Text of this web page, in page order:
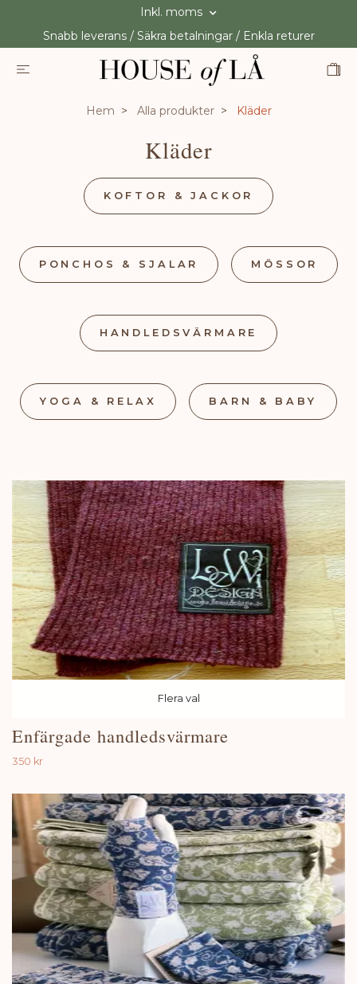
Inkl. moms
Snabb leverans / Säkra betalningar / Enkla returer
Hem Alla produkter Kläder
Kläder
KOFTOR & JACKOR
PONCHOS & SJALAR MÖSSOR
HANDLEDSVÄRMARE
YOGA & RELAX BARN & BABY
Flera val
Enfärgade handledsvärmare
350 kr